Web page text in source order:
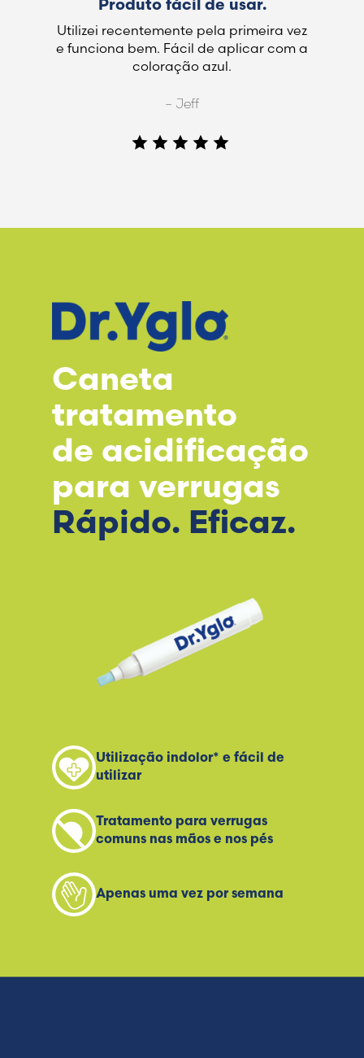
Produto fácil de usar.
Utilizei recentemente pela primeira vez
e funciona bem. Fácil de aplicar com a
coloração azul.
– Jeff
Caneta
tratamento
de acidificação
para verrugas
Rápido. Eficaz.
Utilização indolor* e fácil de
utilizar
Tratamento para verrugas
comuns nas mãos e nos pés
Apenas uma vez por semana